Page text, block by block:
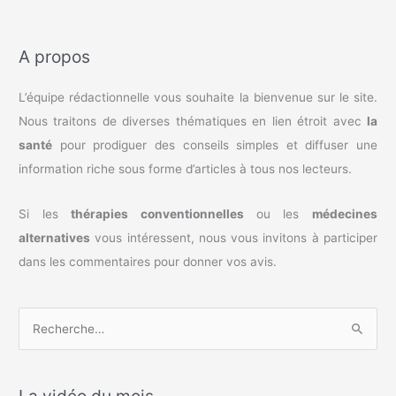
A propos
L’équipe rédactionnelle vous souhaite la bienvenue sur le site.
Nous traitons de diverses thématiques en lien étroit avec la
santé pour prodiguer des conseils simples et diffuser une
information riche sous forme d’articles à tous nos lecteurs.
Si lesthérapies conventionnelles ou les médecines
alternatives vous intéressent, nous vous invitons à participer
dans les commentaires pour donner vos avis.